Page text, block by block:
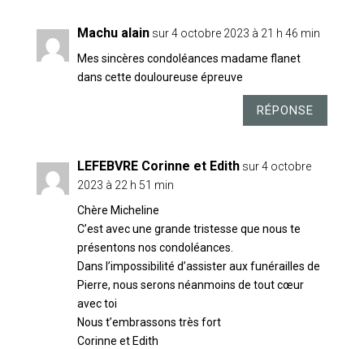
Machu alain sur 4 octobre 2023 à 21 h 46 min
Mes sincères condoléances madame flanet
dans cette douloureuse épreuve
RÉPONSE
LEFEBVRE Corinne et Edith sur 4 octobre
2023 à 22 h 51 min
Chère Micheline
C’est avec une grande tristesse que nous te
présentons nos condoléances.
Dans l’impossibilité d’assister aux funérailles de
Pierre, nous serons néanmoins de tout cœur
avec toi
Nous t’embrassons très fort
Corinne et Edith